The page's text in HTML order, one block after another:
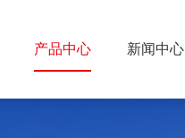
产品中心 新闻中心